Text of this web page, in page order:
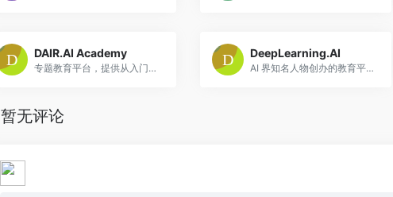
DAIR.AI Academy
专题教育平台，提供从入门到进阶的 AI Agent 构建、Prompt 工程、Agentic 应用开发课程，适合希望深入掌握 AI 架构与实操能力的开发者与爱好者。
DeepLearning.AI
AI 界知名人物创办的教育平台，提供一系列围绕 AI /机器学习 /深度学习及 Generative AI（生成式 AI）相关的课程与专题。
暂无评论